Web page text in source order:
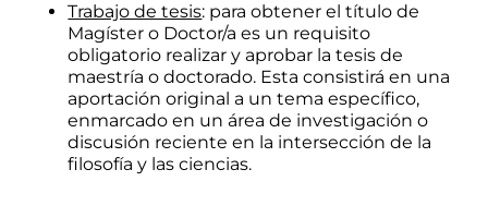
Trabajo de tesis: para obtener el título de
Magíster o Doctor/a es un requisito
obligatorio realizar y aprobar la tesis de
maestría o doctorado. Esta consistirá en una
aportación original a un tema específico,
enmarcado en un área de investigación o
discusión reciente en la intersección de la
filosofía y las ciencias.